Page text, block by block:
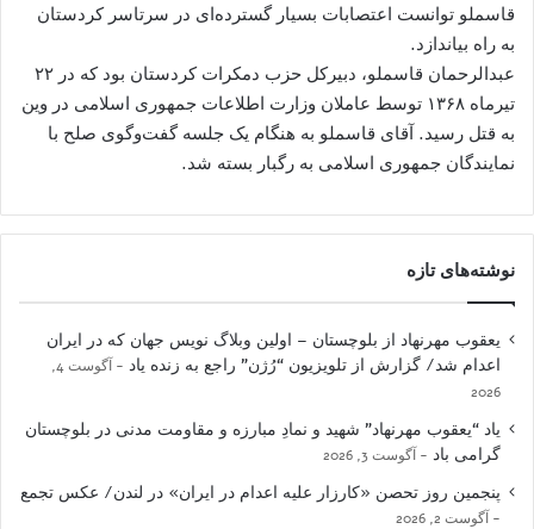
قاسملو توانست اعتصابات بسیار گسترده‌ای در سرتاسر کردستان
به راه بیاندازد.
عبدالرحمان قاسملو، دبیرکل حزب دمکرات کردستان بود که در ۲۲
تیرماه ۱۳۶۸ توسط عاملان وزارت اطلاعات جمهوری اسلامی در وین
به قتل رسید. آقای قاسملو به هنگام یک جلسه گفت‌وگوی صلح با
نمایندگان جمهوری اسلامی به رگبار بسته شد.
نوشته‌های تازه
یعقوب مهرنهاد از بلوچستان – اولین وبلاگ نویس جهان که در ایران
اعدام شد/ گزارش از تلویزیون “رُژن” راجع به زنده یاد
آگوست 4,
2026
یاد “یعقوب مهرنهاد” شهید و نمادِ مبارزه و مقاومت مدنی در بلوچستان
گرامی باد
آگوست 3, 2026
پنجمین روز تحصن «کارزار علیه اعدام در ایران» در لندن/ عکس تجمع
آگوست 2, 2026